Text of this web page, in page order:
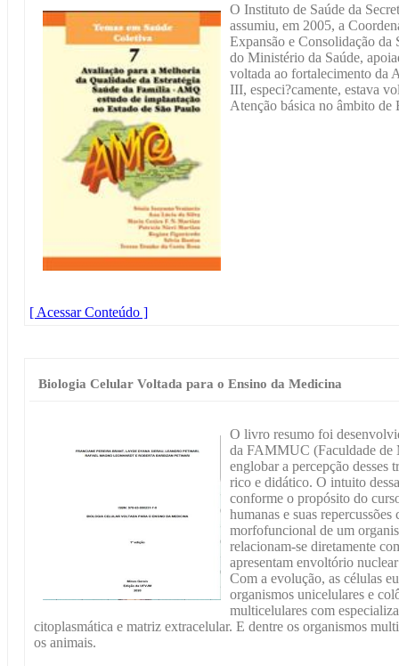
O Instituto de Saúde da
assumiu, em 2005, a
Expansão e Consolidação
do Ministério da Saúde,
voltada ao fortalecimento da
III, especi?camente, estava
Atenção básica no âmbito de
[ Acessar Conteúdo ]
Biologia Celular Voltada para o Ensino da Medicina
O livro resumo foi
da FAMMUC (Faculdade de
englobar a percepção desses
rico e didático. O intuito
conforme o propósito do
humanas e suas
morfofuncional de um
relacionam-se diretamente
apresentam envoltório
Com a evolução, as células
organismos unicelulares e
multicelulares com
citoplasmática e matriz extracelular. E dentre os organismos
os animais.